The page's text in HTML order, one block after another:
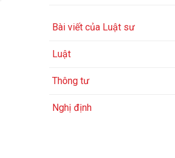
Bài viết của Luật sư
Luật
Thông tư
Nghị định